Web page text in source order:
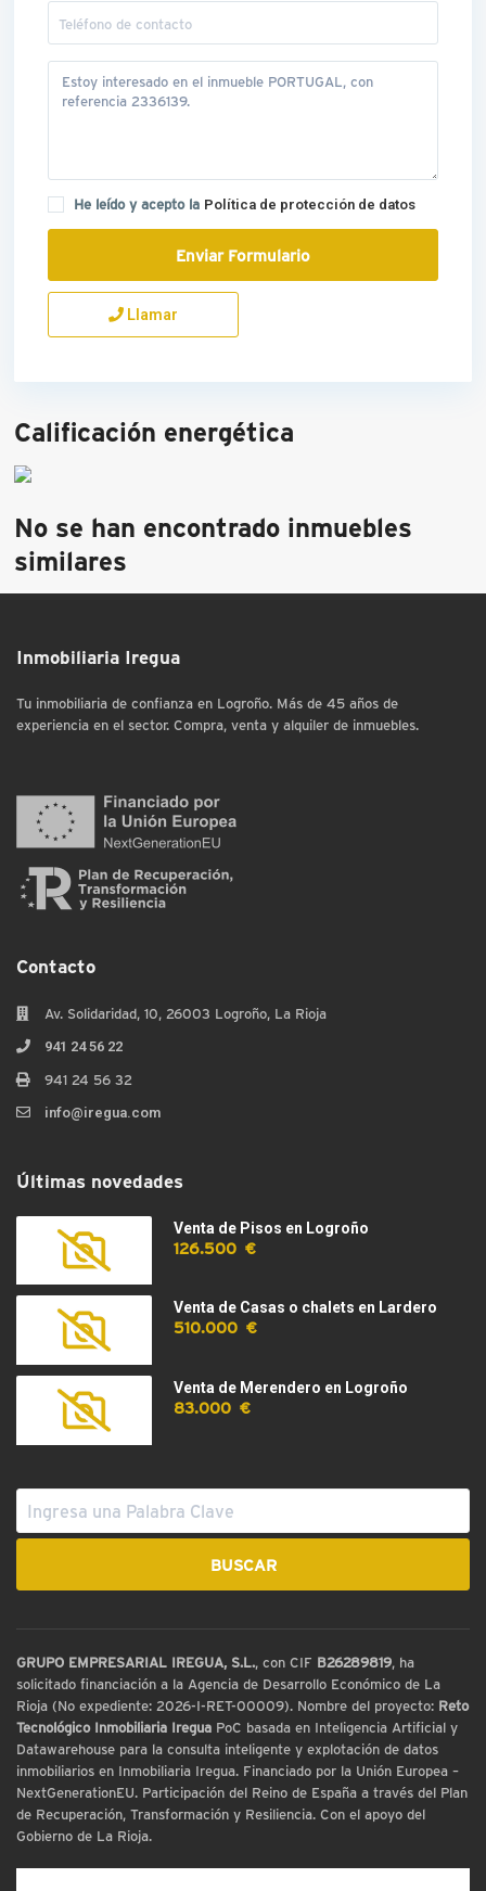
He leído y acepto la Política de protección de datos
Llamar
Calificación energética
No se han encontrado inmuebles
similares
Inmobiliaria Iregua
Tu inmobiliaria de confianza en Logroño. Más de 45 años de
experiencia en el sector. Compra, venta y alquiler de inmuebles.
Contacto
Av. Solidaridad, 10, 26003 Logroño, La Rioja
941 24 56 22
941 24 56 32
info@iregua.com
Últimas novedades
Venta de Pisos en Logroño
126.500 €
Venta de Casas o chalets en Lardero
510.000 €
Venta de Merendero en Logroño
83.000 €
GRUPO EMPRESARIAL IREGUA, S.L., con CIF B26289819, ha
solicitado financiación a la Agencia de Desarrollo Económico de La
Rioja (No expediente: 2026-I-RET-00009). Nombre del proyecto: Reto
Tecnológico Inmobiliaria Iregua PoC basada en Inteligencia Artificial y
Datawarehouse para la consulta inteligente y explotación de datos
inmobiliarios en Inmobiliaria Iregua. Financiado por la Unión Europea –
NextGenerationEU. Participación del Reino de España a través del Plan
de Recuperación, Transformación y Resiliencia. Con el apoyo del
Gobierno de La Rioja.